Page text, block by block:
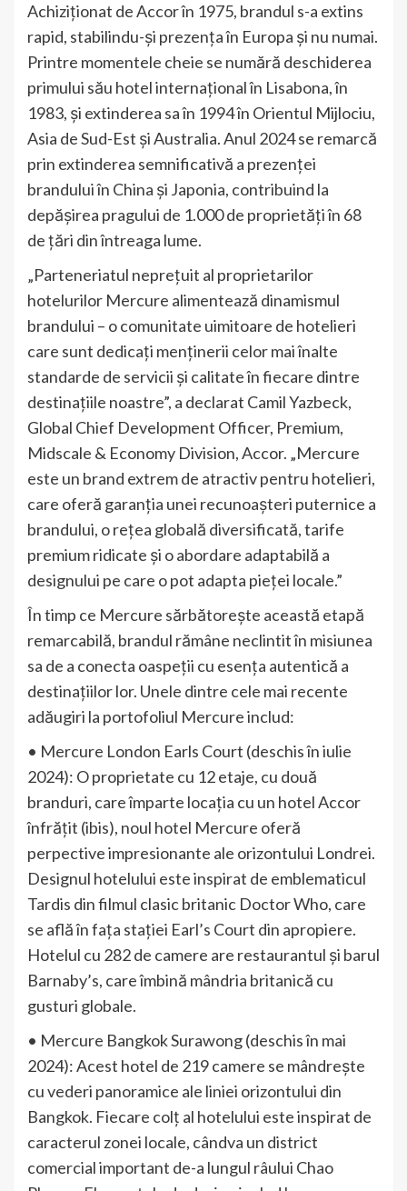
Achiziționat de Accor în 1975, brandul s-a extins
rapid, stabilindu-și prezența în Europa și nu numai.
Printre momentele cheie se numără deschiderea
primului său hotel internațional în Lisabona, în
1983, și extinderea sa în 1994 în Orientul Mijlociu,
Asia de Sud-Est și Australia. Anul 2024 se remarcă
prin extinderea semnificativă a prezenței
brandului în China și Japonia, contribuind la
depășirea pragului de 1.000 de proprietăți în 68
de țări din întreaga lume.
„Parteneriatul neprețuit al proprietarilor
hotelurilor Mercure alimentează dinamismul
brandului – o comunitate uimitoare de hotelieri
care sunt dedicați menținerii celor mai înalte
standarde de servicii și calitate în fiecare dintre
destinațiile noastre”, a declarat Camil Yazbeck,
Global Chief Development Officer, Premium,
Midscale & Economy Division, Accor. „Mercure
este un brand extrem de atractiv pentru hotelieri,
care oferă garanția unei recunoașteri puternice a
brandului, o rețea globală diversificată, tarife
premium ridicate și o abordare adaptabilă a
designului pe care o pot adapta pieței locale.”
În timp ce Mercure sărbătorește această etapă
remarcabilă, brandul rămâne neclintit în misiunea
sa de a conecta oaspeții cu esența autentică a
destinațiilor lor. Unele dintre cele mai recente
adăugiri la portofoliul Mercure includ:
• Mercure London Earls Court (deschis în iulie
2024): O proprietate cu 12 etaje, cu două
branduri, care împarte locația cu un hotel Accor
înfrățit (ibis), noul hotel Mercure oferă
perpective impresionante ale orizontului Londrei.
Designul hotelului este inspirat de emblematicul
Tardis din filmul clasic britanic Doctor Who, care
se află în fața stației Earl’s Court din apropiere.
Hotelul cu 282 de camere are restaurantul și barul
Barnaby’s, care îmbină mândria britanică cu
gusturi globale.
• Mercure Bangkok Surawong (deschis în mai
2024): Acest hotel de 219 camere se mândrește
cu vederi panoramice ale liniei orizontului din
Bangkok. Fiecare colț al hotelului este inspirat de
caracterul zonei locale, cândva un district
comercial important de-a lungul râului Chao